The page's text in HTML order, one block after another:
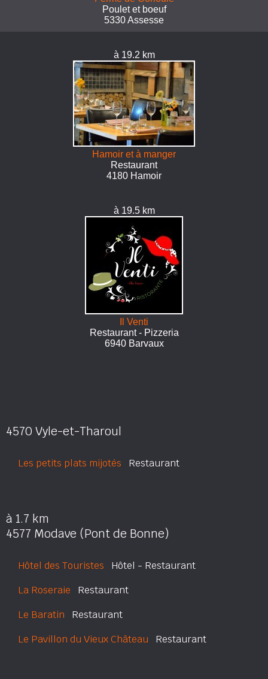
Poulet et boeuf
5330 Assesse
à 19.2 km
Hamoir et à manger
Restaurant
4180 Hamoir
à 19.5 km
Il Venti
Restaurant - Pizzeria
6940 Barvaux
4570 Vyle-et-Tharoul
Les petits plats mijotés Restaurant
à 1.7 km
4577 Modave (Pont de Bonne)
Hôtel des Touristes Hôtel - Restaurant
La Roseraie Restaurant
Le Baratin Restaurant
Le Pavillon du Vieux Château Restaurant